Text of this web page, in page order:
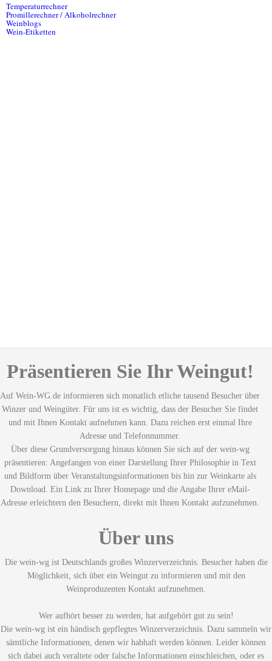
Temperaturrechner
Promillerechner / Alkoholrechner
Weinblogs
Wein-Etiketten
Präsentieren Sie Ihr Weingut!
Auf Wein-WG.de informieren sich monatlich etliche tausend Besucher über
Winzer und Weingüter. Für uns ist es wichtig, dass der Besucher Sie findet
und mit Ihnen Kontakt aufnehmen kann. Dazu reichen erst einmal Ihre
Adresse und Telefonnummer.
Über diese Grundversorgung hinaus können Sie sich auf der wein-wg
präsentieren: Angefangen von einer Darstellung Ihrer Philosophie in Text
und Bildform über Veranstaltungsinformationen bis hin zur Weinkarte als
Download. Ein Link zu Ihrer Homepage und die Angabe Ihrer eMail-
Adresse erleichtern den Besuchern, direkt mit Ihnen Kontakt aufzunehmen.
Über uns
Die wein-wg ist Deutschlands großes Winzerverzeichnis. Besucher haben die
Möglichkeit, sich über ein Weingut zu informieren und mit den
Weinproduzenten Kontakt aufzunehmen.
Wer aufhört besser zu werden, hat aufgehört gut zu sein!
Die wein-wg ist ein händisch gepflegtes Winzerverzeichnis. Dazu sammeln wir
sämtliche Informationen, denen wir habhaft werden können. Leider können
sich dabei auch veraltete oder falsche Informationen einschleichen, oder es